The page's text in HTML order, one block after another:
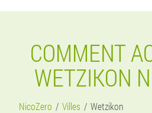
COMMENT
WETZIKON
NicoZero Villes Wetzikon